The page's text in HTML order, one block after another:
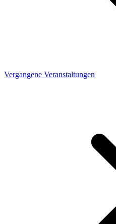
Vergangene Veranstaltungen